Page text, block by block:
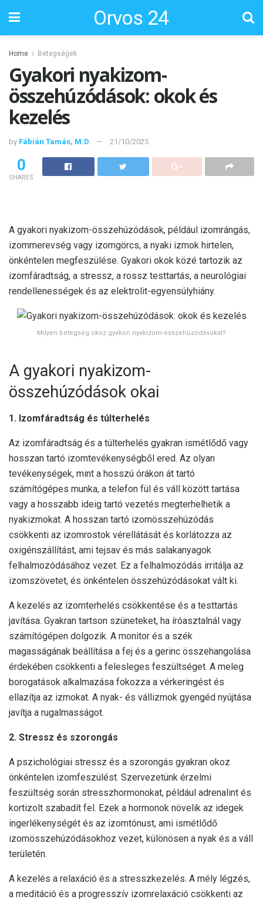
Orvos 24
Home Betegségek
Gyakori nyakizom-
összehúzódások: okok és
kezelés
by Fábián Tamás, M.D. 21/10/2025
0
SHARES
A gyakori nyakizom-összehúzódások, például izomrángás,
izommerevség vagy izomgörcs, a nyaki izmok hirtelen,
önkéntelen megfeszülése. Gyakori okok közé tartozik az
izomfáradtság, a stressz, a rossz testtartás, a neurológiai
rendellenességek és az elektrolit-egyensúlyhiány.
Milyen betegség okoz gyakori nyakizom-összehúzódásokat?
A gyakori nyakizom-
összehúzódások okai
1. Izomfáradtság és túlterhelés
Az izomfáradtság és a túlterhelés gyakran ismétlődő vagy
hosszan tartó izomtevékenységből ered. Az olyan
tevékenységek, mint a hosszú órákon át tartó
számítógépes munka, a telefon fül és váll között tartása
vagy a hosszabb ideig tartó vezetés megterhelhetik a
nyakizmokat. A hosszan tartó izomösszehúzódás
csökkenti az izomrostok vérellátását és korlátozza az
oxigénszállítást, ami tejsav és más salakanyagok
felhalmozódásához vezet. Ez a felhalmozódás irritálja az
izomszövetet, és önkéntelen összehúzódásokat vált ki.
A kezelés az izomterhelés csökkentése és a testtartás
javítása. Gyakran tartson szüneteket, ha íróasztalnál vagy
számítógépen dolgozik. A monitor és a szék
magasságának beállítása a fej és a gerinc összehangolása
érdekében csökkenti a felesleges feszültséget. A meleg
borogatások alkalmazása fokozza a vérkeringést és
ellazítja az izmokat. A nyak- és vállizmok gyengéd nyújtása
javítja a rugalmasságot.
2. Stressz és szorongás
A pszichológiai stressz és a szorongás gyakran okoz
önkéntelen izomfeszülést. Szervezetünk érzelmi
feszültség során stresszhormonokat, például adrenalint és
kortizolt szabadít fel. Ezek a hormonok növelik az idegek
ingerlékenységét és az izomtónust, ami ismétlődő
izomösszehúzódásokhoz vezet, különösen a nyak és a váll
területén.
A kezelés a relaxáció és a stresszkezelés. A mély légzés,
a meditáció és a progresszív izomrelaxáció csökkenti az